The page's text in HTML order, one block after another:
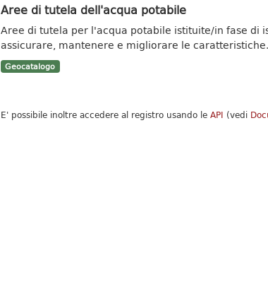
Aree di tutela dell'acqua potabile
Aree di tutela per l'acqua potabile istituite/in fase di
assicurare, mantenere e migliorare le
Geocatalogo
E' possibile inoltre accedere al registro usando le API (vedi